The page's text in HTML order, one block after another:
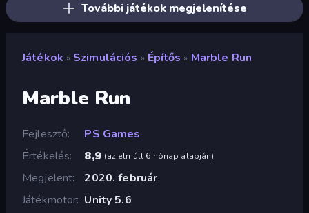
További játékok megjelenítése
Játékok » Szimulációs » Építős » Marble Run
Marble Run
Fejlesztő
PS Games
Értékelés
8,9 (az elmúlt 6 hónap alapján)
Megjelent
2020. február
Játékmotor Unity 5.6